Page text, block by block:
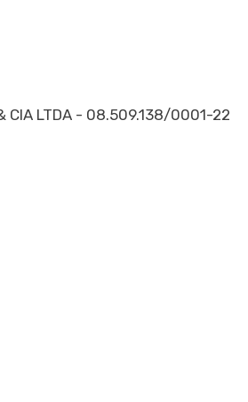
CIA LTDA - 08.509.138/0001-22